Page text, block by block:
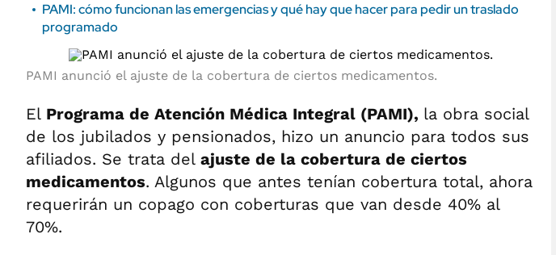
PAMI: cómo funcionan las emergencias y qué hay que hacer para pedir un traslado
programado
PAMI anunció el ajuste de la cobertura de ciertos medicamentos.
El Programa de Atención Médica Integral (PAMI), la obra social
de los jubilados y pensionados, hizo un anuncio para todos sus
afiliados. Se trata del ajuste de la cobertura de ciertos
medicamentos. Algunos que antes tenían cobertura total, ahora
requerirán un copago con coberturas que van desde 40% al
70%.